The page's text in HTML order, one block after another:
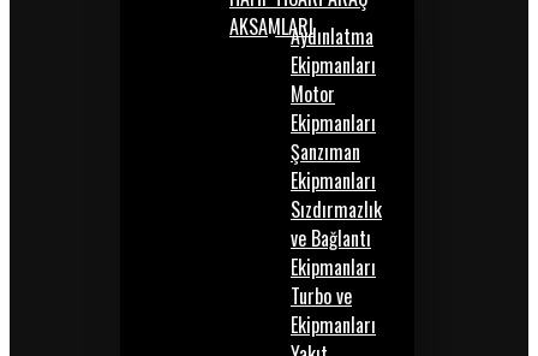
AKSAMLARIAydınlatma
Ekipmanları
Motor
Ekipmanları
Şanzıman
Ekipmanları
Sızdırmazlık
ve Bağlantı
Ekipmanları
Turbo ve
Ekipmanları